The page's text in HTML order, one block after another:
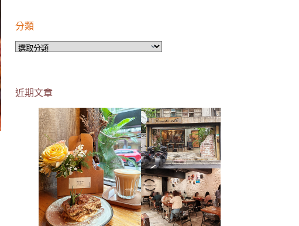
分類
分
近期文章